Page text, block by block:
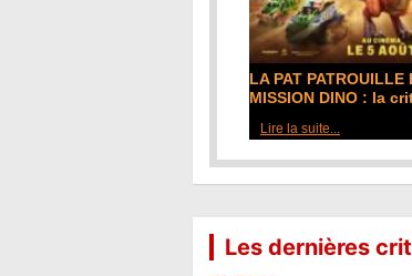
LA PAT PATROUILLE
MISSION DINO : la
Lire la suite...
Les dernières